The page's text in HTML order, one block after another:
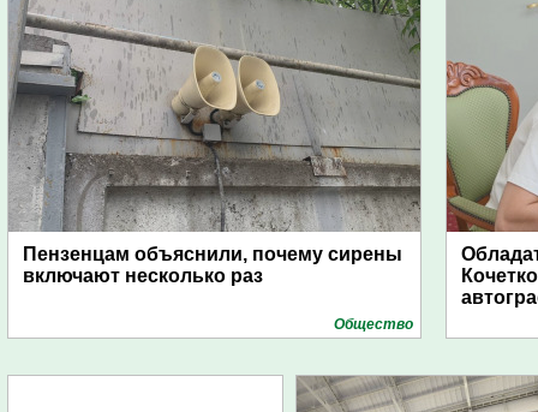
Пензенцам объяснили, почему сирены
включают несколько раз
Общество